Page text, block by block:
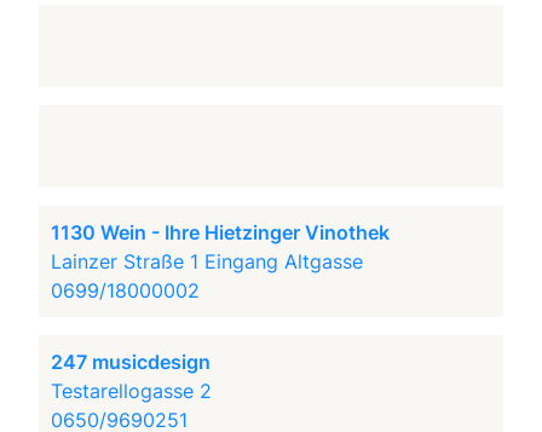
1130 Wein - Ihre Hietzinger Vinothek
Lainzer Straße 1 Eingang Altgasse
0699/18000002
247 musicdesign
Testarellogasse 2
0650/9690251